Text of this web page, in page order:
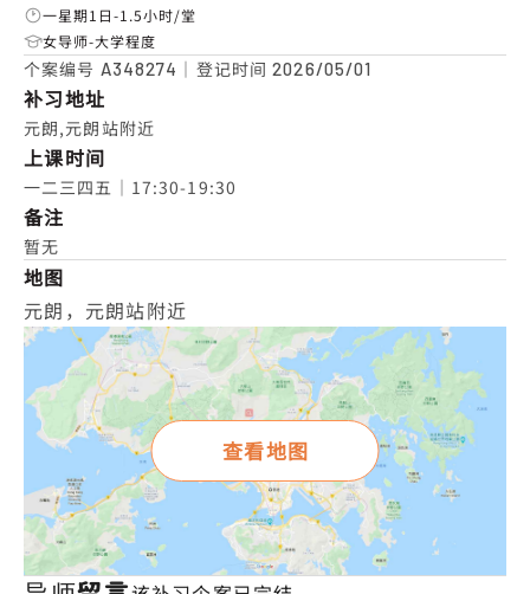
一星期1日-1.5小时/堂
女导师-大学程度
个案编号 A348274 ｜登记时间2026/05/01
补习地址
元朗,元朗站附近
上课时间
一二三四五｜17:30-19:30
备注
暂无
地图
元朗，元朗站附近
查看地图